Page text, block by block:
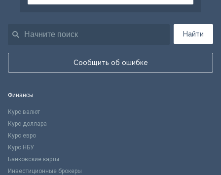
Найти
Сообщить об ошибке
Финансы
Курс валют
Курс доллара
Курс евро
Курс НБУ
Банковские карты
Инвестиционные брокеры